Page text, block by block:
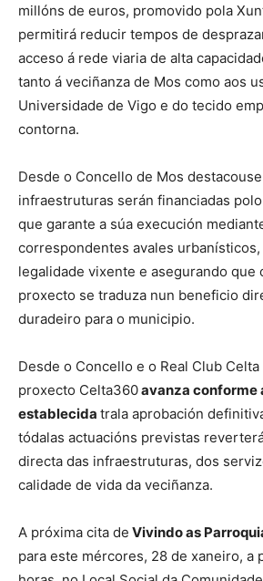
millóns de euros, promovido pola
permitirá reducir tempos de
acceso á rede viaria de alta
tanto á veciñanza de Mos como aos
Universidade de Vigo e do tecido
contorna.
Desde o Concello de Mos
infraestruturas serán financiadas
que garante a súa execución
correspondentes avales
legalidade vixente e asegurando que
proxecto se traduza nun beneficio
duradeiro para o municipio.
Desde o Concello e o Real Club
proxecto Celta360avanza conforme
establecida trala aprobación
tódalas actuacións previstas
directa das infraestruturas, dos
calidade de vida da veciñanza.
A próxima cita de Vivindo as
para este mércores, 28 de xaneiro, a